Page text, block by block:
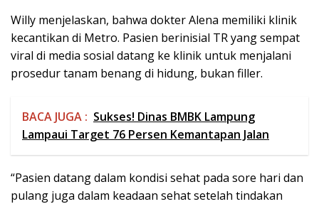
Willy menjelaskan, bahwa dokter Alena memiliki klinik
kecantikan di Metro. Pasien berinisial TR yang sempat
viral di media sosial datang ke klinik untuk menjalani
prosedur tanam benang di hidung, bukan filler.
BACA JUGA : Sukses! Dinas BMBK Lampung
Lampaui Target 76 Persen Kemantapan Jalan
“Pasien datang dalam kondisi sehat pada sore hari dan
pulang juga dalam keadaan sehat setelah tindakan